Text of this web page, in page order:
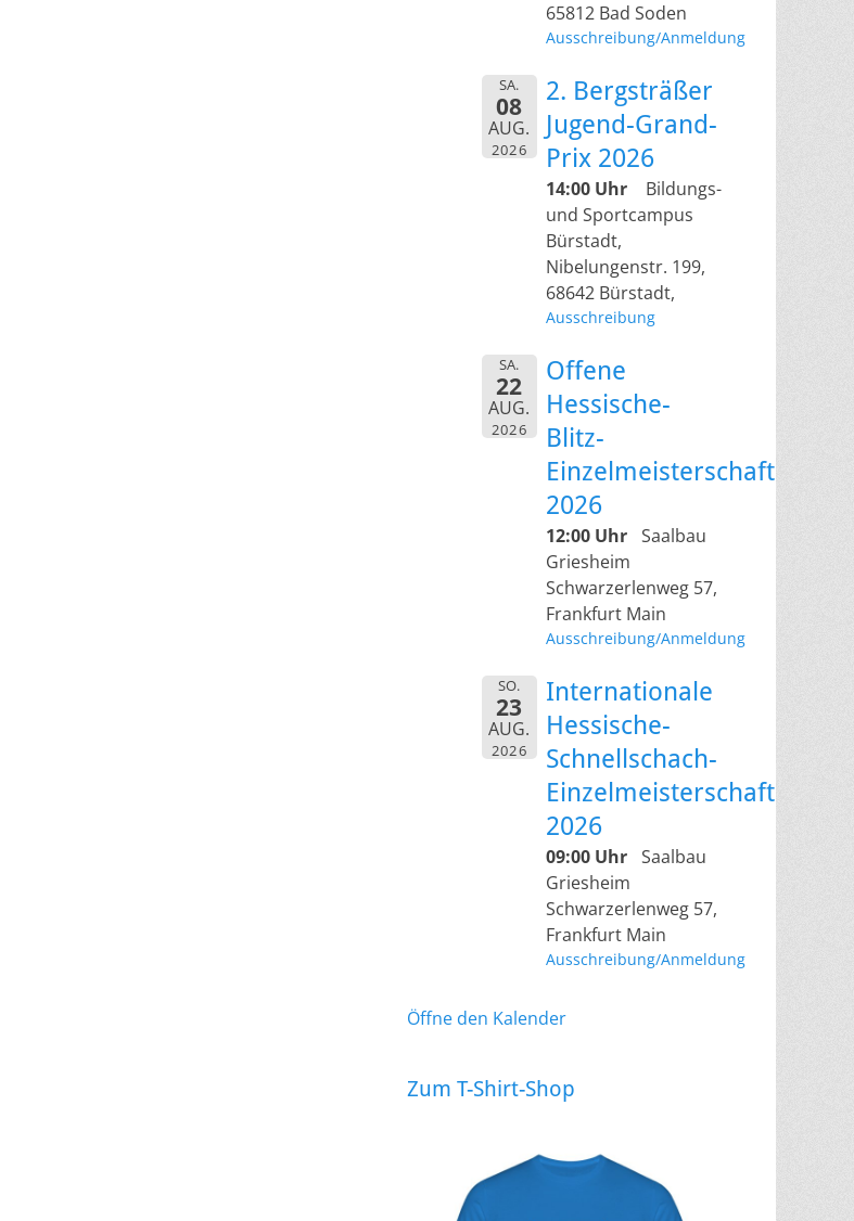
65812 Bad Soden
Ausschreibung/Anmeldung
SA.
08
AUG.
2026
2. Bergsträßer
Jugend-Grand-
Prix 2026
14:00 Uhr
Bildungs-
und Sportcampus
Bürstadt,
Nibelungenstr. 199,
68642 Bürstadt,
Ausschreibung
SA.
22
AUG.
2026
Offene
Hessische-
Blitz-
Einzelmeisterschaft
2026
12:00 Uhr Saalbau
Griesheim
Schwarzerlenweg 57,
Frankfurt Main
Ausschreibung/Anmeldung
SO.
23
AUG.
2026
Internationale
Hessische-
Schnellschach-
Einzelmeisterschaft
2026
09:00 Uhr Saalbau
Griesheim
Schwarzerlenweg 57,
Frankfurt Main
Ausschreibung/Anmeldung
Öffne den Kalender
Zum T-Shirt-Shop